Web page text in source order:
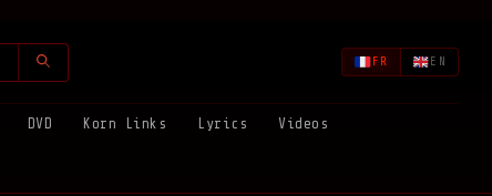
FR EN
DVD Korn Links Lyrics Videos